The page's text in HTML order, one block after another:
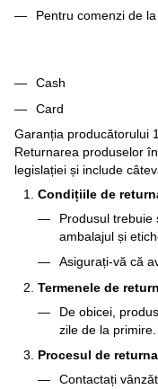
Pentru comenzi de
Cash
Card
Garanția producătorului
Returnarea produselor
legislației și include
Condițiile de
Produsul trebuie
ambalajul și
Asigurați-vă că
Termenele de
De obicei,
zile de la primire.
Procesul de
Contactați